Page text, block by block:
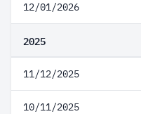
12/01/2026
2025
11/12/2025
10/11/2025